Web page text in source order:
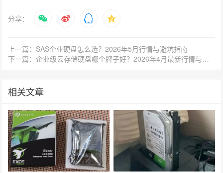
分享：
上一篇：SAS企业硬盘怎么选？2026年5月行情与避坑指南
下一篇：企业级云存储硬盘哪个牌子好？2026年4月最新行情与选购要点
相关文章